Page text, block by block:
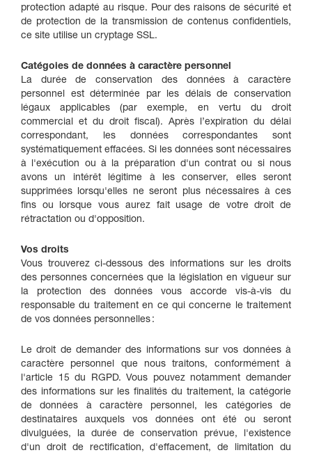
protection adapté au risque. Pour des raisons de sécurité et
de protection de la transmission de contenus confidentiels,
ce site utilise un cryptage SSL.
Catégoies de données à caractère personnel
La durée de conservation des données à caractère
personnel est déterminée par les délais de conservation
légaux applicables (par exemple, en vertu du droit
commercial et du droit fiscal). Après l’expiration du délai
correspondant, les données correspondantes sont
systématiquement effacées. Si les données sont nécessaires
à l'exécution ou à la préparation d'un contrat ou si nous
avons un intérêt légitime à les conserver, elles seront
supprimées lorsqu'elles ne seront plus nécessaires à ces
fins ou lorsque vous aurez fait usage de votre droit de
rétractation ou d'opposition.
Vos droits
Vous trouverez ci-dessous des informations sur les droits
des personnes concernées que la législation en vigueur sur
la protection des données vous accorde vis-à-vis du
responsable du traitement en ce qui concerne le traitement
de vos données personnelles :
Le droit de demander des informations sur vos données à
caractère personnel que nous traitons, conformément à
l'article 15 du RGPD. Vous pouvez notamment demander
des informations sur les finalités du traitement, la catégorie
de données à caractère personnel, les catégories de
destinataires auxquels vos données ont été ou seront
divulguées, la durée de conservation prévue, l'existence
d'un droit de rectification, d'effacement, de limitation du